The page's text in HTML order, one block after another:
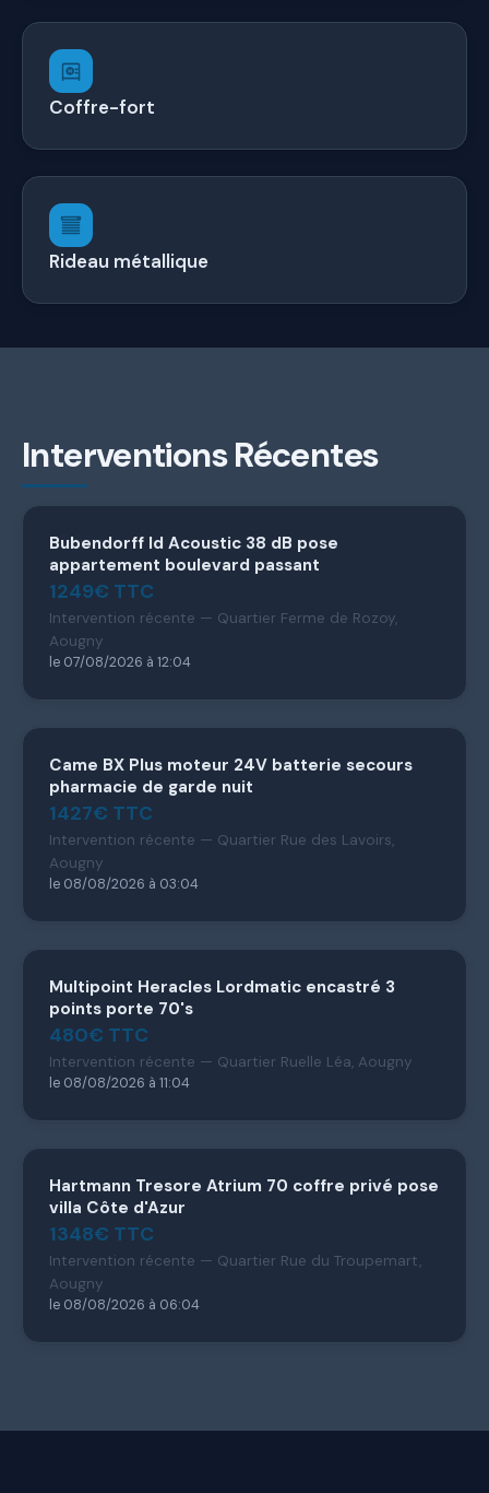
Coffre-fort
Rideau métallique
Interventions Récentes
Bubendorff Id Acoustic 38 dB pose
appartement boulevard passant
1249€ TTC
Intervention récente — Quartier Ferme de Rozoy,
Aougny
le 07/08/2026 à 12:04
Came BX Plus moteur 24V batterie secours
pharmacie de garde nuit
1427€ TTC
Intervention récente — Quartier Rue des Lavoirs,
Aougny
le 08/08/2026 à 03:04
Multipoint Heracles Lordmatic encastré 3
points porte 70's
480€ TTC
Intervention récente — Quartier Ruelle Léa, Aougny
le 08/08/2026 à 11:04
Hartmann Tresore Atrium 70 coffre privé pose
villa Côte d'Azur
1348€ TTC
Intervention récente — Quartier Rue du Troupemart,
Aougny
le 08/08/2026 à 06:04